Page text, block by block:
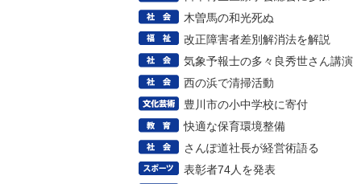
木曽馬の和光死ぬ
改正障害者差別解消法を解説
気象予報士の多々良秀世さん講演
西の浜で清掃活動
豊川市の小中学校に寄付
快適な保育環境整備
さんぽ道社長が経営術語る
表彰者74人を発表